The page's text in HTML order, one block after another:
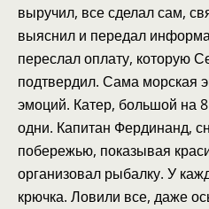
выручил, все сделал сам,
выяснил и передал
переслал оплату, которую
подтвердил. Сама морская
эмоций. Катер, большой на
одни. Капитан Фердинанд,
побережью, показывая
организовал рыбалку. У
крючка. Ловили все, даже